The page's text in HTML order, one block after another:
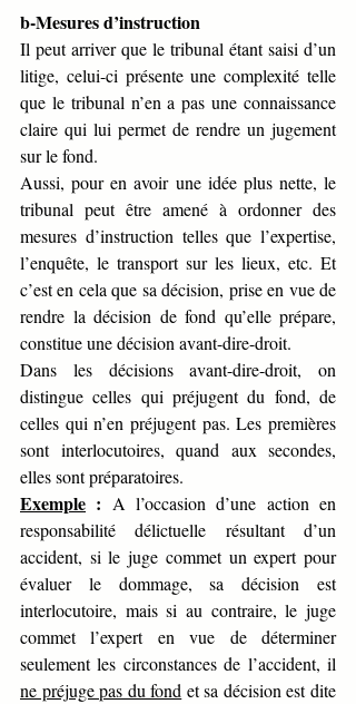
b-Mesures d’instruction
Il peut arriver que le tribunal étant saisi d’un
litige, celui-ci présente une complexité telle
que le tribunal n’en a pas une connaissance
claire qui lui permet de rendre un jugement
sur le fond.
Aussi, pour en avoir une idée plus nette, le
tribunal peut être amené à ordonner des
mesures d’instruction telles que l’expertise,
l’enquête, le transport sur les lieux, etc. Et
c’est en cela que sa décision, prise en vue de
rendre la décision de fond qu’elle prépare,
constitue une décision avant-dire-droit.
Dans les décisions avant-dire-droit, on
distingue celles qui préjugent du fond, de
celles qui n’en préjugent pas. Les premières
sont interlocutoires, quand aux secondes,
elles sont préparatoires.
Exemple : A l’occasion d’une action en
responsabilité délictuelle résultant d’un
accident, si le juge commet un expert pour
évaluer le dommage, sa décision est
interlocutoire, mais si au contraire, le juge
commet l’expert en vue de déterminer
ne préjuge pas du fond